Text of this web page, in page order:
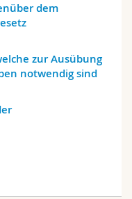
dem
zur Ausübung
notwendig sind